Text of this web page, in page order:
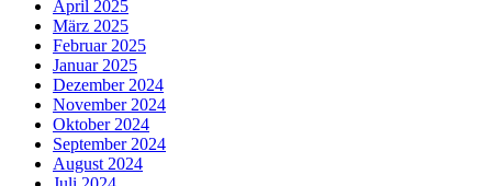
April 2025
März 2025
Februar 2025
Januar 2025
Dezember 2024
November 2024
Oktober 2024
September 2024
August 2024